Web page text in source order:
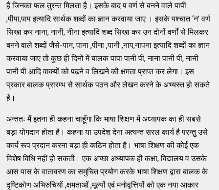
हैं जिनका फल तुरन्त मिलता है। इसके बाद प वर्ण से बनने वाले पापी
,पीपा,पाप इत्यादि सार्थक शब्दों का ज्ञान करवाया जाए । इसके पश्चात ‘न’ वर्ण
सिखा कर नाना, नानी, नीना इत्यादि शब्द सिखा कर उन दोनों वर्णों से मिलकर
बनने वाले शब्दों जैसे-पान, पाना ,पीना ,पानी ,नाप,नापना इत्यादि शब्दों का ज्ञान
करवाया जाए तो कुछ ही दिनों में बालक पापा पानी पी, नाना पानी पी, नानी
पानी पी आदि वाक्यों को पढ़ने व लिखने की क्षमता प्राप्त कर लेगा। इस
प्रकार बालक प्रारम्भ से सार्थक पठन और लेखन करने के अभ्यस्त हो सकते
है।
अन्ततः मैं इतना ही कहना चाहूँगा कि भाषा शिक्षण में अध्यापक का ही सबसे
बड़ा योगदान होता है। कहना या उपदेश देना अत्यन्त सरल कार्य है परन्तु उसे
कार्य रूप प्रदान करना बड़ा ही कठिन होता है। भाषा शिक्षण की कोई एक
विशेष विधि नहीं हो सकती। एक अच्छा अध्यापक ही कक्षा, विद्यालय व उसके
आस पास के वातावरण का समुचित प्रयोग करके भाषा शिक्षण द्वारा बालक के
दृष्टिकोण अभिरुचियों ,क्षमताओं ,मूल्यों एवं मनोवृत्तियों को एक नया आकार